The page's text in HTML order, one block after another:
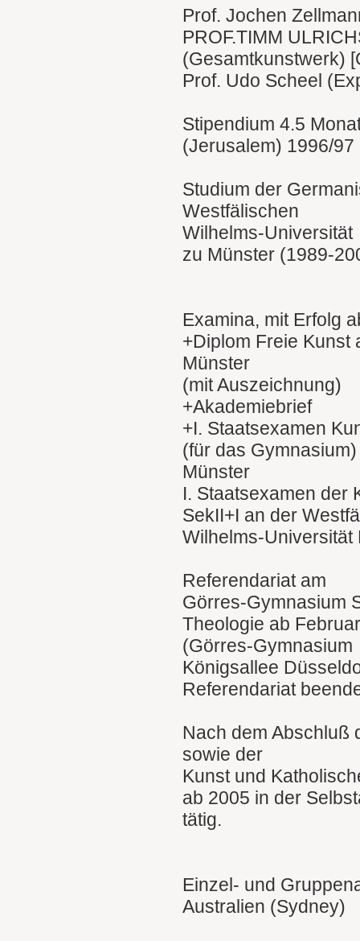
Prof. Jochen
PROF.TIMM
(Gesamtkunstwerk)
Prof. Udo Scheel
Stipendium 4.5
(Jerusalem) 1996/97
Studium der
Westfälischen
Wilhelms-Universität
zu Münster (1989-
Examina, mit Erfolg
+Diplom Freie Kunst
Münster
(mit Auszeichnung)
+Akademiebrief
+I. Staatsexamen
(für das
Münster
I. Staatsexamen der
SekII+I an der
Wilhelms-Universität
Referendariat am
Görres-Gymnasium
Theologie ab
(Görres-Gymnasium
Königsallee
Referendariat
Nach dem Abschluß
sowie der
Kunst und
ab 2005 in der
tätig.
Einzel- und
Australien (Sydney)